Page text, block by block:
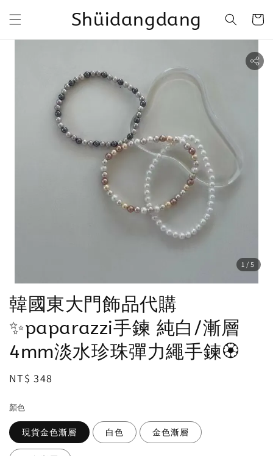
Shüidangdang
1 /5
韓國東大門飾品代購
✨paparazzi手鍊 純白/漸層
4mm淡水珍珠彈力繩手鍊🏵
Regular
NT$ 348
顏色
現貨金色漸層 白色 金色漸層